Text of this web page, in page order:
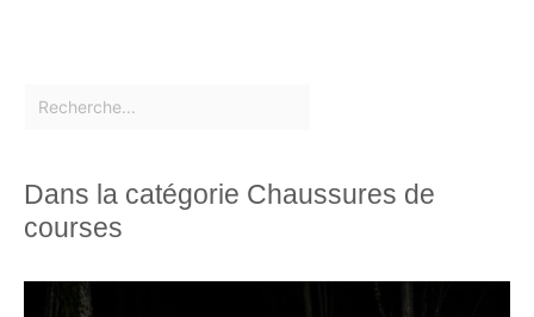
Dans la catégorie Chaussures de
courses